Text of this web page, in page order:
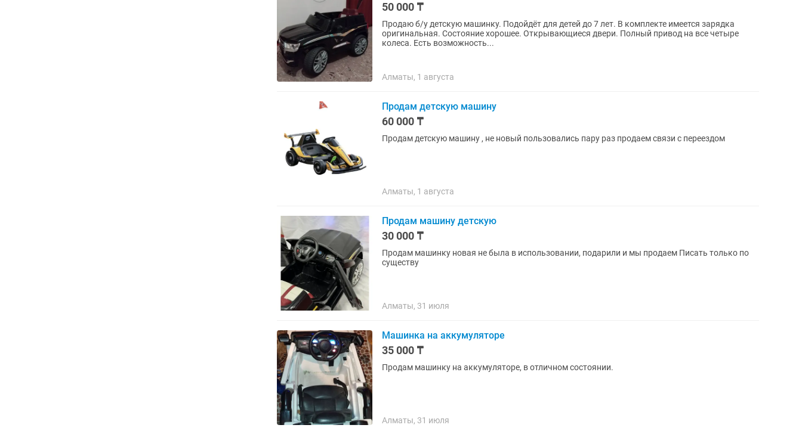
50 000 ₸
Продаю б/у детскую машинку. Подойдёт для детей до 7 лет. В комплекте имеется зарядка
оригинальная. Состояние хорошее. Открывающиеся двери. Полный привод на все четыре
колеса. Есть возможность...
Алматы, 1 августа
Продам детскую машину
60 000 ₸
Продам детскую машину , не новый пользовались пару раз продаем связи с переездом
Алматы, 1 августа
Продам машину детскую
30 000 ₸
Продам машинку новая не была в использовании, подарили и мы продаем Писать только по
существу
Алматы, 31 июля
Машинка на аккумуляторе
35 000 ₸
Продам машинку на аккумуляторе, в отличном состоянии.
Алматы, 31 июля